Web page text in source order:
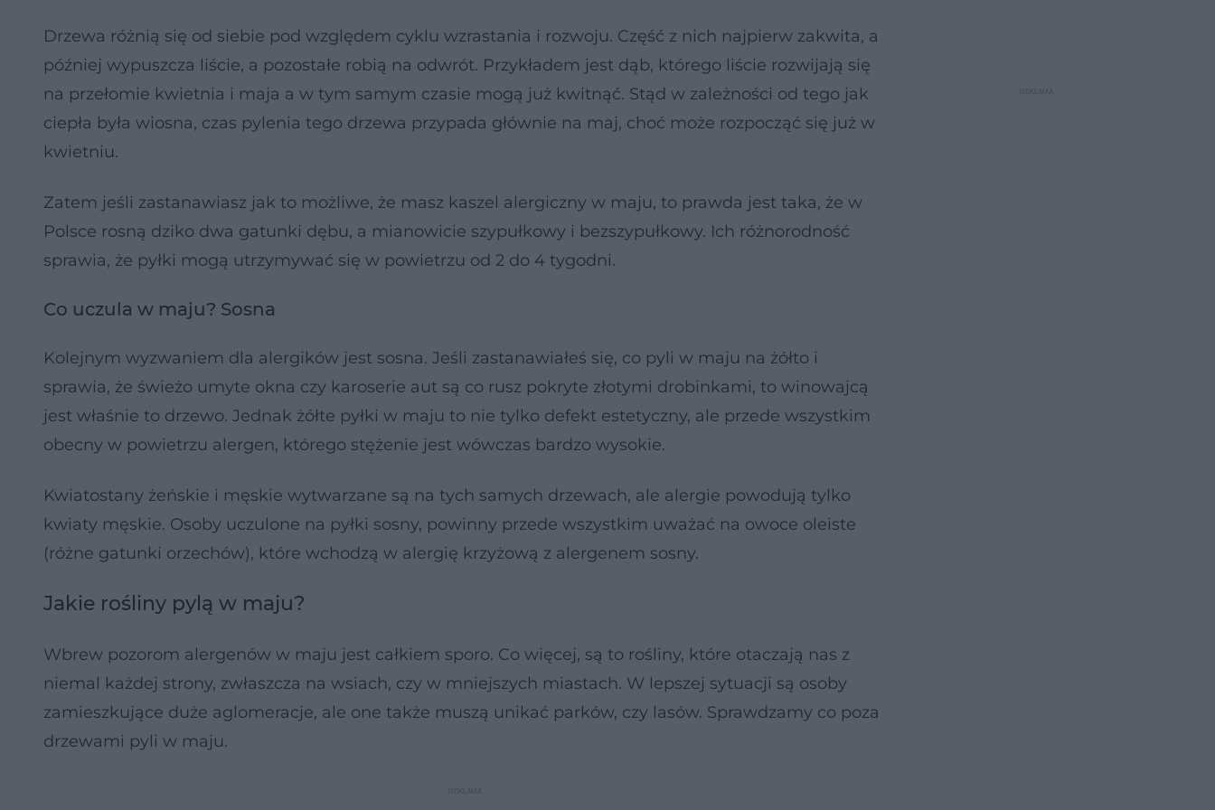
Drzewa różnią się od siebie pod względem cyklu wzrastania i rozwoju. Część z nich najpierw zakwita, a
później wypuszcza liście, a pozostałe robią na odwrót. Przykładem jest dąb, którego liście rozwijają się
na przełomie kwietnia i maja a w tym samym czasie mogą już kwitnąć. Stąd w zależności od tego jak
ciepła była wiosna, czas pylenia tego drzewa przypada głównie na maj, choć może rozpocząć się już w
kwietniu.
Zatem jeśli zastanawiasz jak to możliwe, że masz kaszel alergiczny w maju, to prawda jest taka, że w
Polsce rosną dziko dwa gatunki dębu, a mianowicie szypułkowy i bezszypułkowy. Ich różnorodność
sprawia, że pyłki mogą utrzymywać się w powietrzu od 2 do 4 tygodni.
Co uczula w maju? Sosna
Kolejnym wyzwaniem dla alergików jest sosna. Jeśli zastanawiałeś się, co pyli w maju na żółto i
sprawia, że świeżo umyte okna czy karoserie aut są co rusz pokryte złotymi drobinkami, to winowajcą
jest właśnie to drzewo. Jednak żółte pyłki w maju to nie tylko defekt estetyczny, ale przede wszystkim
obecny w powietrzu alergen, którego stężenie jest wówczas bardzo wysokie.
Kwiatostany żeńskie i męskie wytwarzane są na tych samych drzewach, ale alergie powodują tylko
kwiaty męskie. Osoby uczulone na pyłki sosny, powinny przede wszystkim uważać na owoce oleiste
(różne gatunki orzechów), które wchodzą w alergię krzyżową z alergenem sosny.
Jakie rośliny pylą w maju?
Wbrew pozorom alergenów w maju jest całkiem sporo. Co więcej, są to rośliny, które otaczają nas z
niemal każdej strony, zwłaszcza na wsiach, czy w mniejszych miastach. W lepszej sytuacji są osoby
zamieszkujące duże aglomeracje, ale one także muszą unikać parków, czy lasów. Sprawdzamy co poza
drzewami pyli w maju.